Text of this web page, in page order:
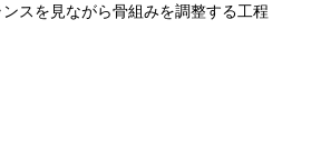
スを見ながら骨組みを調整する工程